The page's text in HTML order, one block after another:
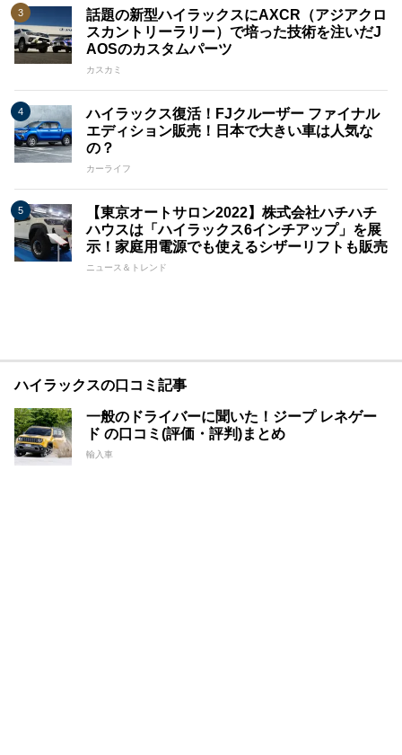
話題の新型ハイラックスにAXCR（アジアクロ
スカントリーラリー）で培った技術を注いだJ
AOSのカスタムパーツ
カスカミ
ハイラックス復活！FJクルーザー ファイナル
エディション販売！日本で大きい車は人気な
の？
カーライフ
【東京オートサロン2022】株式会社ハチハチ
ハウスは「ハイラックス6インチアップ」を展
示！家庭用電源でも使えるシザーリフトも販売
ニュース＆トレンド
ハイラックスの口コミ記事
一般のドライバーに聞いた！ジープ レネゲー
ド の口コミ(評価・評判)まとめ
輸入車